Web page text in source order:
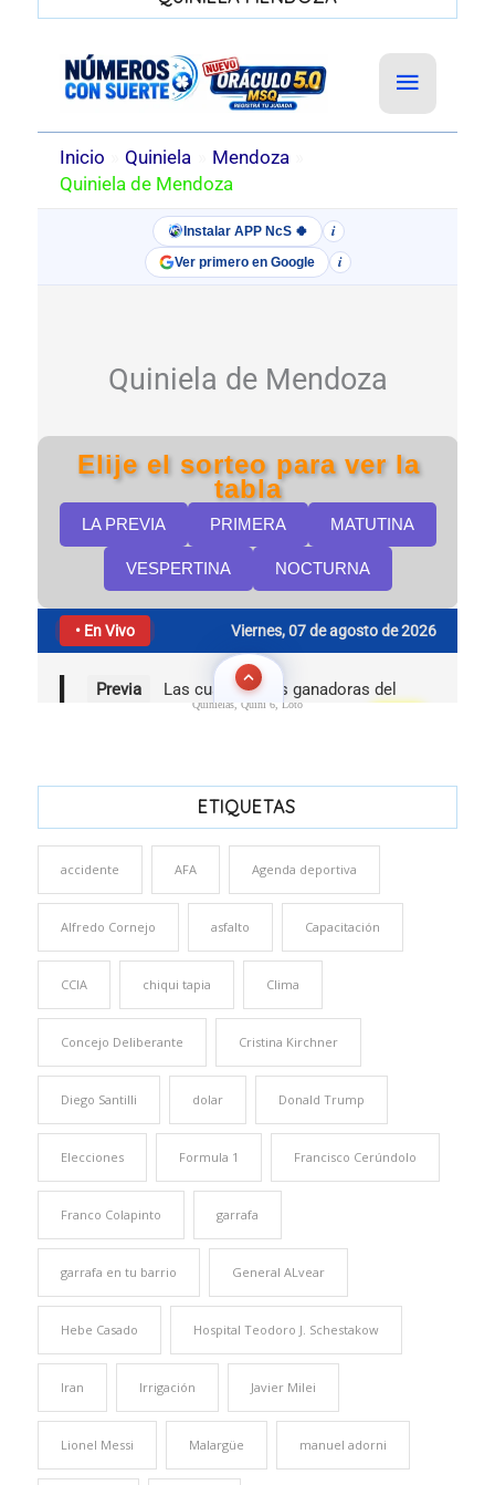
Quinielas, Quini 6, Loto
ETIQUETAS
accidente AFA Agenda deportiva
Alfredo Cornejo asfalto Capacitación
CCIA chiqui tapia Clima
Concejo Deliberante Cristina Kirchner
Diego Santilli dolar Donald Trump
Elecciones Formula 1 Francisco Cerúndolo
Franco Colapinto garrafa
garrafa en tu barrio General ALvear
Hebe Casado Hospital Teodoro J. Schestakow
Iran Irrigación Javier Milei
Lionel Messi Malargüe manuel adorni